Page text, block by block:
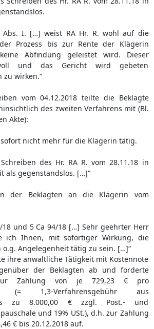
Abs. I. […] weist RA Hr. R. wohl auf die
Prozess bis zur Rente der Klägerin
Abfindung geleistet wird. Dieser
und das Gericht wird gebeten
zu wirken.“
vom 04.12.2018 teilte die Beklagte
des zweiten Verfahrens mit (Bl.
Akte):
sofort nicht mehr für die Klägerin tätig.
des Hr. RA R. vom 28.11.18 in
als gegenstandslos. […]“
der Beklagten an die Klägerin vom
18 und 5 Ca 94/18 […] Sehr geehrter Herr
ich Ihnen, mit sofortiger Wirkung, die
Angelegenheit tätig zu sein. […]“
ihre anwaltliche Tätigkeit mit Kostennote
der Beklagten ab und forderte
Zahlung von je 729,23 € pro
(= 1,3-Verfahrensgebühr aus
zu 8.000,00 € zzgl. Post.- und
und 19% USt.), d.h. zur Zahlung
€ bis 20.12.2018 auf.